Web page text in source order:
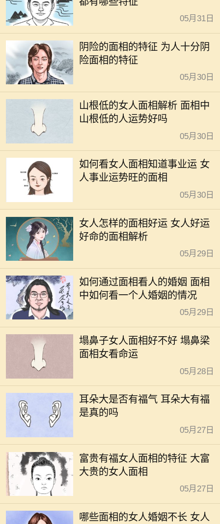
05月31日
阴险的面相的特征 为人十分阴
险面相的特征
05月30日
山根低的女人面相解析 面相中
山根低的人运势好吗
05月30日
如何看女人面相知道事业运 女
人事业运势旺的面相
05月30日
女人怎样的面相好运 女人好运
好命的面相解析
05月29日
如何通过面相看人的婚姻 面相
中如何看一个人婚姻的情况
05月29日
塌鼻子女人面相好不好 塌鼻梁
面相女看命运
05月28日
耳朵大是否有福气 耳朵大有福
是真的吗
05月27日
富贵有福女人面相的特征 大富
大贵的女人面相
05月27日
哪些面相的女人婚姻不长 女人